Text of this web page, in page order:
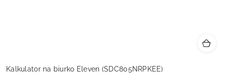
Kalkulator na biurko Eleven (SDC805NRPKEE)